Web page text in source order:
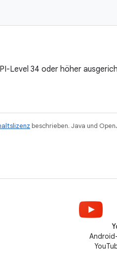
Level 34 oder höher
beschrieben. Java und